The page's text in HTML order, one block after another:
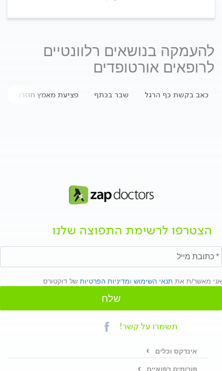
להעמקה בנושאים רלוונטיים
לרופאים אורטופדים
כאב בקשת כף הרגל שבר בכתף פציעת מאמץ חוזרני
הצטרפו לרשימת התפוצה שלנו
אני מאשר/ת את תנאי השימוש ומדיניות הפרטיות של דוקטורס
שלח
תשמרו על קשר!
אינדקס וכלים
פורומים רפואיים